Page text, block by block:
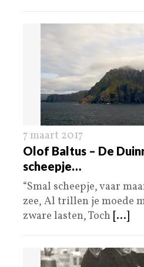
7 maart 2017
Olof Baltus – De
scheepje…
“Smal scheepje, vaar
zee, Al trillen je moede
zware lasten, Toch [...]